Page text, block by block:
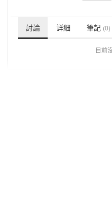
討論 詳細 筆記 (0)
目前